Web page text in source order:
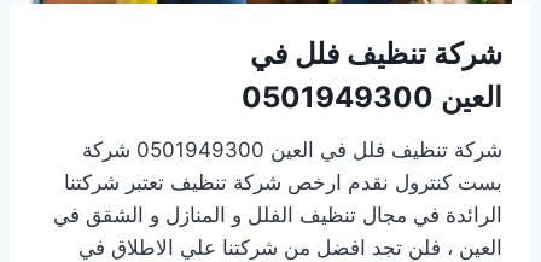
شركة تنظيف فلل في
العين 0501949300
شركة تنظيف فلل في العين 0501949300 شركة
بست كنترول نقدم ارخص شركة تنظيف تعتبر شركتنا
الرائدة في مجال تنظيف الفلل و المنازل و الشقق في
العين ، فلن تجد افضل من شركتنا علي الاطلاق في